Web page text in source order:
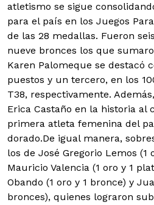
atletismo se sigue
para el país en los Juegos
de las 28 medallas. Fueron
nueve bronces los que
Karen Palomeque se destacó
puestos y un tercero, en los
T38, respectivamente.
Erica Castaño en la historia al
primera atleta femenina del
dorado.De igual manera,
los de José Gregorio Lemos (1
Mauricio Valencia (1 oro y 1
Obando (1 oro y 1 bronce) y
bronces), quienes lograron